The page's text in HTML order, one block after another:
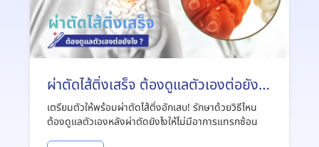
ผ่าตัดไส้ติ่งเสร็จ ต้องดูแลตัวเองต่อยังไง
?
เตรียมตัวให้พร้อมผ่าตัดไส้ติ่งอักเสบ! รักษาด้วยวิธีไหน
ต้องดูแลตัวเองหลังผ่าตัดยังไงให้ไม่มีอาการแทรกซ้อน